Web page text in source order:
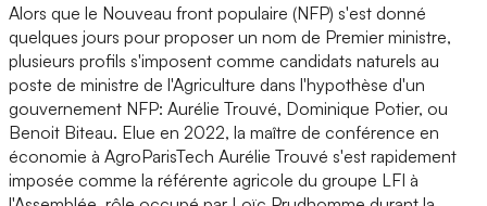
Alors que le Nouveau front populaire (NFP) s'est donné
quelques jours pour proposer un nom de Premier ministre,
plusieurs profils s'imposent comme candidats naturels au
poste de ministre de l'Agriculture dans l'hypothèse d'un
gouvernement NFP: Aurélie Trouvé, Dominique Potier, ou
Benoit Biteau. Elue en 2022, la maître de conférence en
économie à AgroParisTech Aurélie Trouvé s'est rapidement
imposée comme la référente agricole du groupe LFI à